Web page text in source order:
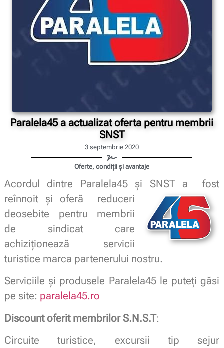
Paralela45 a actualizat oferta pentru membrii
SNST
3 septembrie 2020
Oferte, condiții și avantaje
Acordul dintre Paralela45 și SNST a fost
reînnoit și oferă
reduceri
deosebite pentru membrii
de sindicat care
achiziționează servicii
turistice marca partenerului nostru.
Serviciile și produsele Paralela45 le puteți găsi
pe site: paralela45.ro
Discount oferit membrilor S.N.S.T:
Circuite turistice, excursii tip sejur